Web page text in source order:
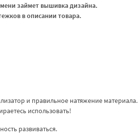
займет вышивка дизайна.
в описании товара.
и правильное натяжение материала.
использовать!
развиваться.